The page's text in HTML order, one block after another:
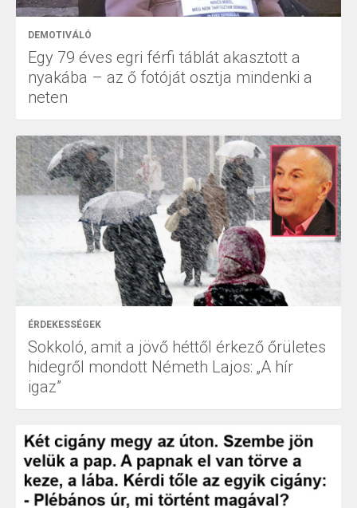
DEMOTIVÁLÓ
Egy 79 éves egri férfi táblát akasztott a
nyakába – az ő fotóját osztja mindenki a
neten
ÉRDEKESSÉGEK
Sokkoló, amit a jövő héttől érkező őrületes
hidegről mondott Németh Lajos: „A hír
igaz”